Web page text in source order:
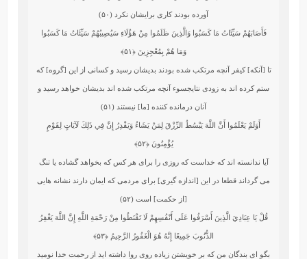
آورده بودند كارى برايشان نكرد (۵۰)
فَأَصَابَهُمْ سَيِّئَاتُ مَا كَسَبُوا وَالَّذِينَ ظَلَمُوا مِنْ هَؤُلَاءِ سَيُصِيبُهُمْ سَيِّئَاتُ مَا كَسَبُوا
وَمَا هُمْ بِمُعْجِزِينَ ﴿۵۱﴾
تا [آنكه] كيفر آنچه مرتكب شده بودند بديشان رسيد و كسانى از اين [گروه] كه
ستم كرده‏ اند به زودى نتايج‏سوء آنچه مرتكب شده‏ اند بديشان خواهد رسيد و
آنان درمانده‏ كننده [ما] نيستند (۵۱)
أَوَلَمْ يَعْلَمُوا أَنَّ اللَّهَ يَبْسُطُ الرِّزْقَ لِمَنْ يَشَاءُ وَيَقْدِرُ إِنَّ فِي ذَلِكَ لَآيَاتٍ لِقَوْمٍ
يُؤْمِنُونَ﴿۵۲﴾
آيا ندانسته‏ اند كه خداست كه روزى را براى هر كس كه بخواهد گشاده يا تنگ
مى‏ گرداند قطعا در اين [اندازه‏ گيرى] براى مردمى كه ايمان دارند نشانه‏ هايى
[از حكمت] است (۵۲)
قُلْ يَا عِبَادِيَ الَّذِينَ أَسْرَفُوا عَلَى أَنْفُسِهِمْ لَا تَقْنَطُوا مِنْ رَحْمَةِ اللَّهِ إِنَّ اللَّهَ يَغْفِرُ
الذُّنُوبَ جَمِيعًا إِنَّهُ هُوَ الْغَفُورُ الرَّحِيمُ ﴿۵۳﴾
بگو اى بندگان من كه بر خويشتن زياده‏ روى روا داشته‏ ايد از رحمت‏ خدا نوميد